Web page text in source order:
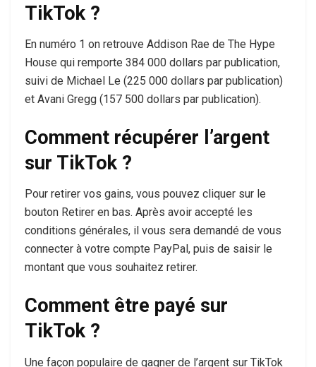
TikTok ?
En numéro 1 on retrouve Addison Rae de The Hype
House qui remporte 384 000 dollars par publication,
suivi de Michael Le (225 000 dollars par publication)
et Avani Gregg (157 500 dollars par publication).
Comment récupérer l’argent
sur TikTok ?
Pour retirer vos gains, vous pouvez cliquer sur le
bouton Retirer en bas. Après avoir accepté les
conditions générales, il vous sera demandé de vous
connecter à votre compte PayPal, puis de saisir le
montant que vous souhaitez retirer.
Comment être payé sur
TikTok ?
Une façon populaire de gagner de l’argent sur TikTok